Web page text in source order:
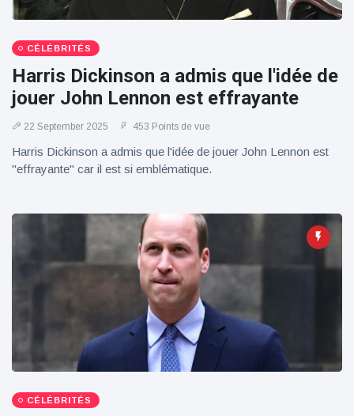
Hyper-GT
CÉLÉBRITÉS
Harris Dickinson a admis que l'idée de
jouer John Lennon est effrayante
22 September 2025 453 Points de vue
Harris Dickinson a admis que l'idée de jouer John Lennon est
"effrayante" car il est si emblématique.
CÉLÉBRITÉS